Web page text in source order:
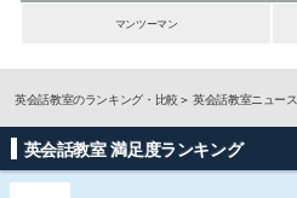
マンツーマン
英会話教室のランキング・比較 英会話教室ニュース
英会話教室 満足度ランキング